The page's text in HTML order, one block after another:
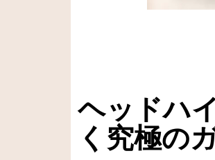
ヘッドハ
く究極の